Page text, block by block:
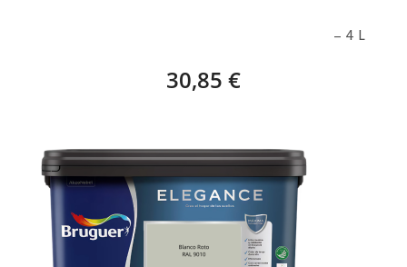
BRUGUER ELEGANCE, NEUTROS ATEMPORALES – 4 L
30,85 €